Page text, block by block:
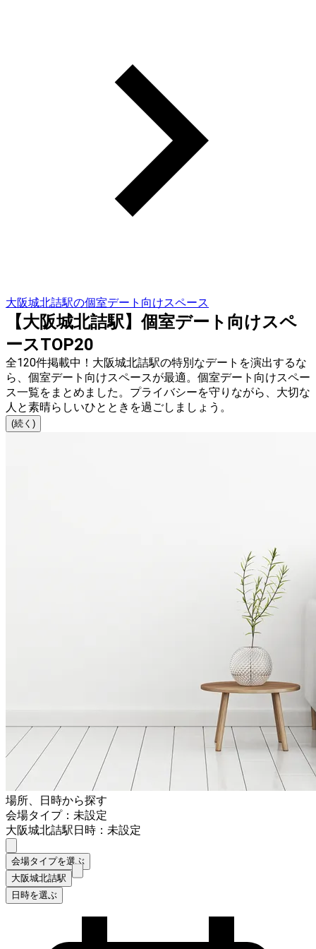
大阪城北詰駅の個室デート向けスペース
【大阪城北詰駅】個室デート向けスペ
ースTOP20
全120件掲載中！大阪城北詰駅の特別なデートを演出するな
ら、個室デート向けスペースが最適。個室デート向けスペー
ス一覧をまとめました。プライバシーを守りながら、大切な
人と素晴らしいひとときを過ごしましょう。
(続く)
場所、日時から探す
会場タイプ：未設定
大阪城北詰駅日時：未設定
会場タイプを選ぶ
大阪城北詰駅
日時を選ぶ